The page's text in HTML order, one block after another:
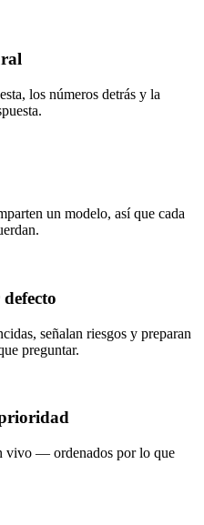
los números detrás y la
un modelo, así que cada
señalan riesgos y preparan
preguntar.
vivo — ordenados por lo que